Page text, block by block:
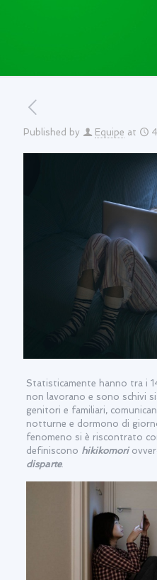
Published by Equipe at
Statisticamente hanno tra i
non lavorano e sono schivi
genitori e familiari,
notturne e dormono di
fenomeno si è riscontrato
definiscono hikikomori
disparte.